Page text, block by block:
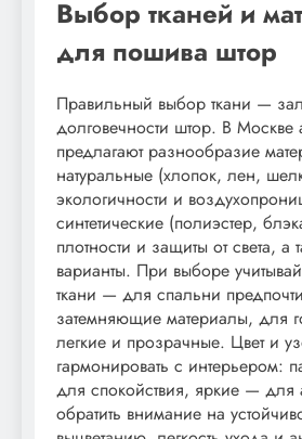
Выбор тканей и
для пошива штор
Правильный выбор ткани —
долговечности штор. В Москве
предлагают разнообразие
натуральные (хлопок, лен,
экологичности и
синтетические (полиэстер,
плотности и защиты от света, а
варианты. При выборе
ткани — для спальни
затемняющие материалы, для
легкие и прозрачные. Цвет и
гармонировать с интерьером:
для спокойствия, яркие — для
обратить внимание на